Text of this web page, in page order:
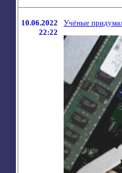
10.06.2022
22:22
Учёные